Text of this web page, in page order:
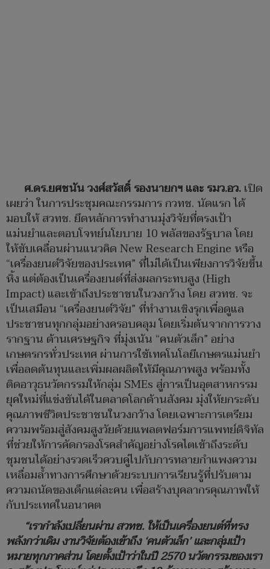
ศ.ดร.ยศชนัน วงศ์สวัสดิ์ รองนายกฯ และ รมว.อว.เปิด
เผยว่า ในการประชุมคณะกรรมการ กวทช. นัดแรก ได้
มอบให้ สวทช. ยึดหลักการทำงานมุ่งวิจัยที่ตรงเป้า
แม่นยำและตอบโจทย์นโยบาย 10 พลัสของรัฐบาล โดย
ให้ขับเคลื่อนผ่านแนวคิด New Research Engine หรือ
“เครื่องยนต์วิจัยของประเทศ” ที่ไม่ได้เป็นเพียงการวิจัยขึ้น
หิ้ง แต่ต้องเป็นเครื่องยนต์ที่ส่งผลกระทบสูง (High
Impact) และเข้าถึงประชาชนในวงกว้าง โดย สวทช. จะ
เป็นเสมือน “เครื่องยนต์วิจัย” ที่ทำงานเชิงรุกเพื่อดูแล
ประชาชนทุกกลุ่มอย่างครอบคลุม โดยเริ่มต้นจากการวาง
รากฐาน ด้านเศรษฐกิจ ที่มุ่งเน้น “คนตัวเล็ก” อย่าง
เกษตรกรทั่วประเทศ ผ่านการใช้เทคโนโลยีเกษตรแม่นยำ
เพื่อลดต้นทุนและเพิ่มผลผลิตให้มีคุณภาพสูง พร้อมทั้ง
ติดอาวุธนวัตกรรมให้กลุ่ม SMEs สู่การเป็นอุตสาหกรรม
ยุคใหม่ที่แข่งขันได้ในตลาดโลกด้านสังคม มุ่งให้ยกระดับ
คุณภาพชีวิตประชาชนในวงกว้าง โดยเฉพาะการเตรียม
ความพร้อมสู่สังคมสูงวัยด้วยแพลตฟอร์มการแพทย์ดิจิทัล
ที่ช่วยให้การคัดกรองโรคสำคัญอย่างโรคไตเข้าถึงระดับ
ชุมชนได้อย่างรวดเร็วควบคู่ไปกับการทลายกำแพงความ
เหลื่อมลํ้าทางการศึกษาด้วยระบบการเรียนรู้ที่ปรับตาม
ความถนัดของเด็กแต่ละคน เพื่อสร้างบุคลากรคุณภาพให้
กับประเทศในอนาคต
“เรากำลังเปลี่ยนผ่าน สวทช. ให้เป็นเครื่องยนต์ที่ทรง
พลังกว่าเดิม งานวิจัยต้องเข้าถึง ‘คนตัวเล็ก’ และกลุ่มเป้า
หมายทุกภาคส่วน โดยตั้งเป้าว่าในปี 2570 นวัตกรรมของเรา